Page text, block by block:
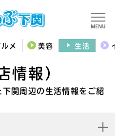
MENU
ルメ 美容 生活
情報）
下関周辺の生活情報をご紹